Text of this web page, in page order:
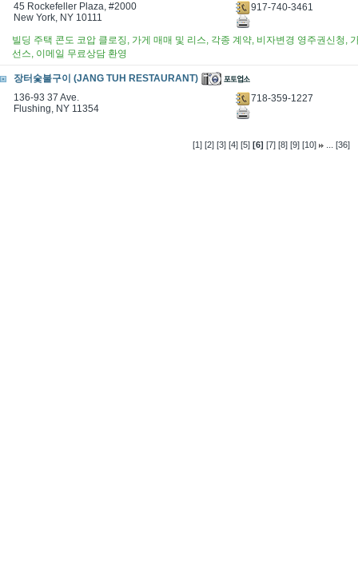
45 Rockefeller Plaza, #2000
New York, NY 10111
917-740-3461
빌딩 주택 콘도 코압 클로징, 가게 매매 및 리스, 각종 계약, 비자변경 영주권신청,
선스, 이메일 무료상담 환영
장터숯불구이 (JANG TUH RESTAURANT)
136-93 37 Ave.
Flushing, NY 11354
718-359-1227
[1] [2] [3] [4] [5] [6] [7] [8] [9] [10] ... [36]